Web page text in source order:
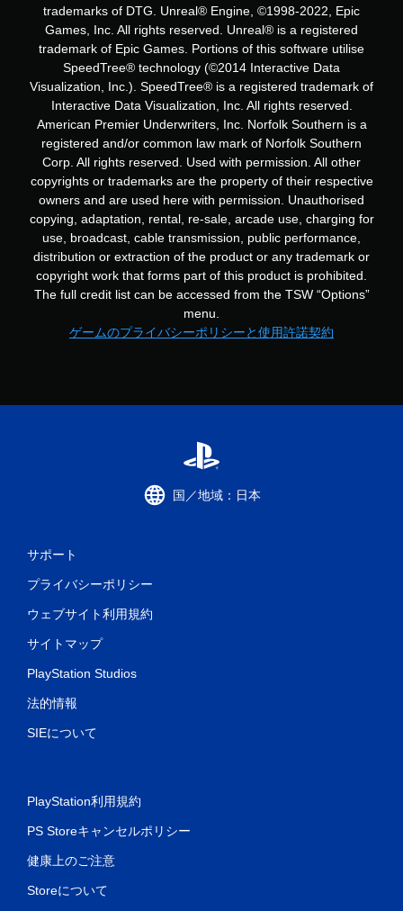
trademarks of DTG. Unreal® Engine, ©1998-2022, Epic
Games, Inc. All rights reserved. Unreal® is a registered
trademark of Epic Games. Portions of this software utilise
SpeedTree® technology (©2014 Interactive Data
Visualization, Inc.). SpeedTree® is a registered trademark of
Interactive Data Visualization, Inc. All rights reserved.
American Premier Underwriters, Inc. Norfolk Southern is a
registered and/or common law mark of Norfolk Southern
Corp. All rights reserved. Used with permission. All other
copyrights or trademarks are the property of their respective
owners and are used here with permission. Unauthorised
copying, adaptation, rental, re-sale, arcade use, charging for
use, broadcast, cable transmission, public performance,
distribution or extraction of the product or any trademark or
copyright work that forms part of this product is prohibited.
The full credit list can be accessed from the TSW “Options”
menu.
ゲームのプライバシーポリシーと使用許諾契約
国／地域：日本
サポート
プライバシーポリシー
ウェブサイト利用規約
サイトマップ
PlayStation Studios
法的情報
SIEについて
PlayStation利用規約
PS Storeキャンセルポリシー
健康上のご注意
Storeについて